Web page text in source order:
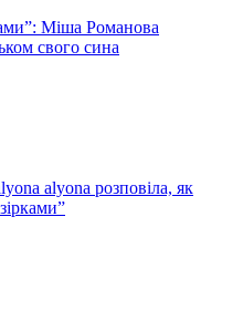
Міша Романова
свого сина
alyona розповіла, як